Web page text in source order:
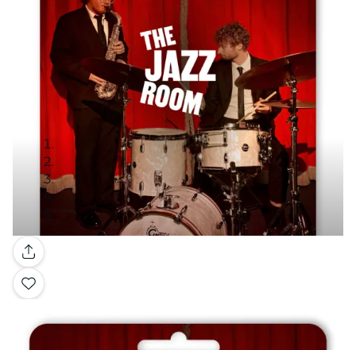
Galleria